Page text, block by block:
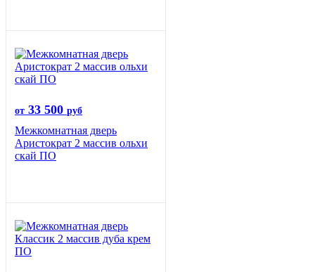
от 33 500 руб
Межкомнатная дверь
Аристократ 2 массив ольхи
скай ПО